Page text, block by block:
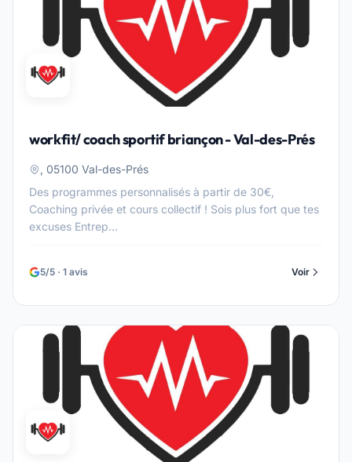
workfit/ coach sportif briançon - Val-des-Prés
, 05100 Val-des-Prés
Des programmes personnalisés à partir de 30€,
Coaching privée et cours collectif ! Sois plus fort que tes
excuses Entrep...
5/5 · 1 avis Voir